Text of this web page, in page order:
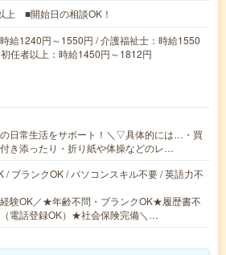
上 ■開始日の相談OK！
給1240円～1550円 / 介護福祉士：時給1550
任者以上：時給1450円～1812円
の日常生活をサポート！＼▽具体的には…・買
き添ったり・折り紙や体操などのレ…
/ ブランクOK / パソコンスキル不要 / 英語力不
験OK／★年齢不問・ブランクOK★履歴書不
電話登録OK）★社会保険完備＼…